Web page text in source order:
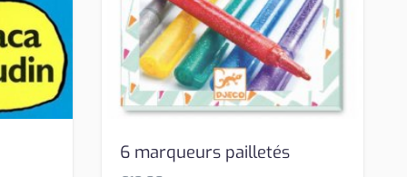
6 marqueurs pailletés